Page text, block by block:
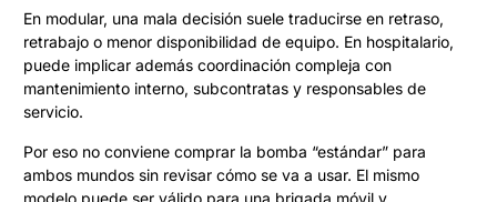
En modular, una mala decisión suele traducirse en retraso,
retrabajo o menor disponibilidad de equipo. En hospitalario,
puede implicar además coordinación compleja con
mantenimiento interno, subcontratas y responsables de
servicio.
Por eso no conviene comprar la bomba “estándar” para
ambos mundos sin revisar cómo se va a usar. El mismo
modelo puede ser válido para una brigada móvil y